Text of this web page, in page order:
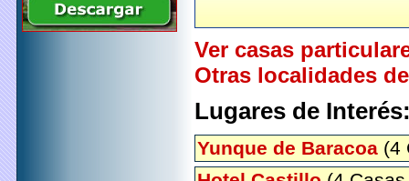
Ver casas
Otras localidades
Lugares de
Yunque de Baracoa (4